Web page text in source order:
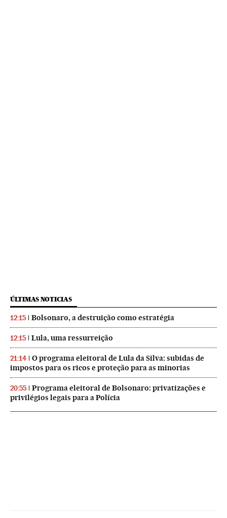
ÚLTIMAS NOTICIAS
12:15 Bolsonaro, a destruição como estratégia
12:15 Lula, uma ressurreição
21:14
O programa eleitoral de Lula da Silva: subidas de
impostos para os ricos e proteção para as minorias
20:55
Programa eleitoral de Bolsonaro: privatizações e
privilégios legais para a Polícia